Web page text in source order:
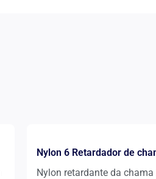
Nylon 6 Retardador de
Nylon retardante da chama